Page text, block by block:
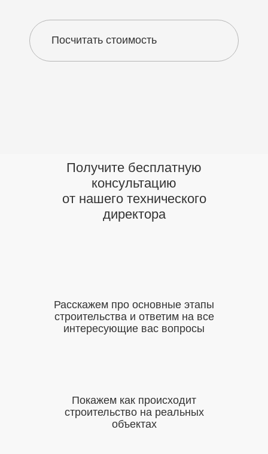
Посчитать стоимость
Получите бесплатную
консультацию
от нашего технического
директора
Расскажем про основные этапы
строительства и ответим на все
интересующие вас вопросы
Покажем как происходит
строительство на реальных
объектах